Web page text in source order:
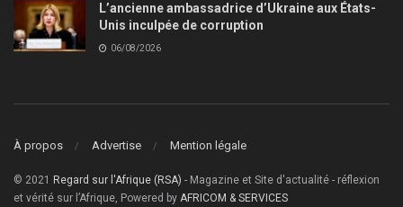
L’ancienne ambassadrice d’Ukraine aux États-
Unis inculpée de corruption
06/08/2026
À propos Advertise Mention légale
© 2021 Regard sur l'Afrique (RSA) - Magazine et Site d'actualité - réflexion
et vérité sur l’Afrique, Powered by AFRICOM & SERVICES